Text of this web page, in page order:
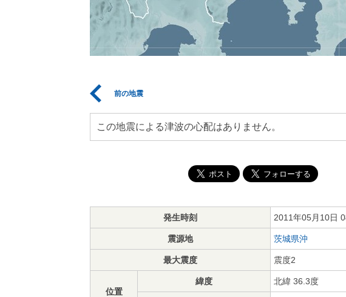
前の地震
この地震による津波の心配はありません。
発生時刻 2011年05月10日
震源地 茨城県沖
最大震度 震度2
位置
緯度 北緯 36.3度